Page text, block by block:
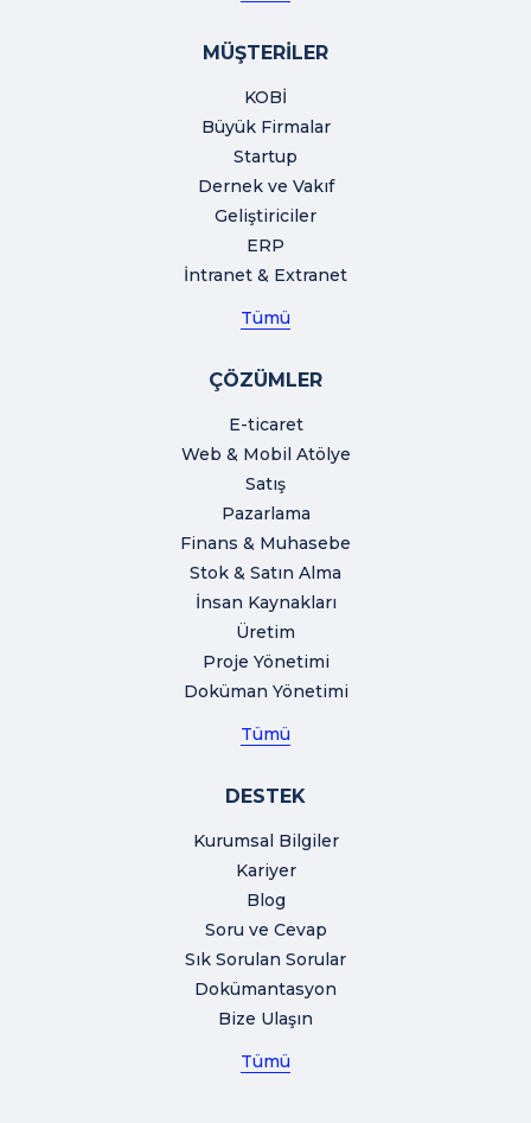
MÜŞTERİLER
KOBİ
Büyük Firmalar
Startup
Dernek ve Vakıf
Geliştiriciler
ERP
İntranet & Extranet
Tümü
ÇÖZÜMLER
E-ticaret
Web & Mobil Atölye
Satış
Pazarlama
Finans & Muhasebe
Stok & Satın Alma
İnsan Kaynakları
Üretim
Proje Yönetimi
Doküman Yönetimi
Tümü
DESTEK
Kurumsal Bilgiler
Kariyer
Blog
Soru ve Cevap
Sık Sorulan Sorular
Dokümantasyon
Bize Ulaşın
Tümü